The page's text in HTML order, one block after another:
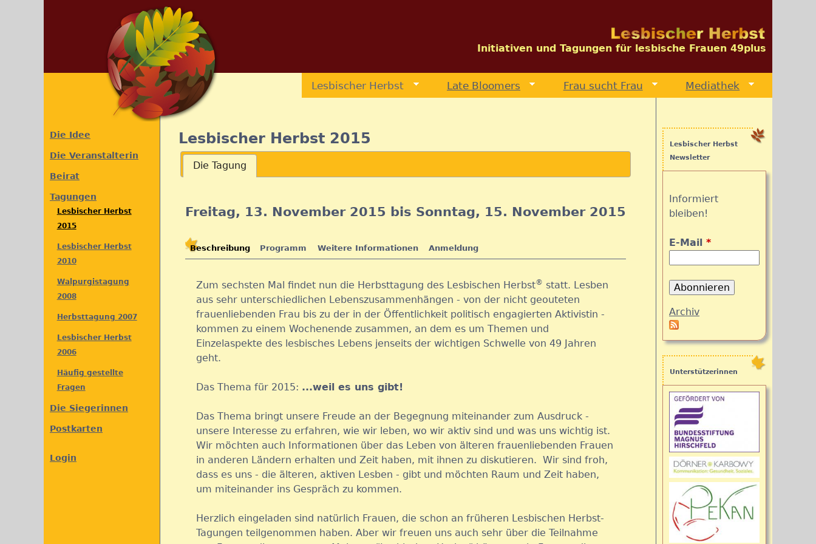
Initiativen und Tagungen für lesbische Frauen 49plus
Lesbischer Herbst 2015
Die Tagung
Freitag, 13. November 2015 bis Sonntag, 15. November 2015
C
Beschreibung(
Programm Weitere Informationen Anmeldung
Zum sechsten Mal findet nun die Herbsttagung des Lesbischen Herbst® statt. Lesben
aus sehr unterschiedlichen Lebenszusammenhängen - von der nicht geouteten
frauenliebenden Frau bis zu der in der Öffentlichkeit politisch engagierten Aktivistin -
kommen zu einem Wochenende zusammen, an dem es um Themen und
Einzelaspekte des lesbisches Lebens jenseits der wichtigen Schwelle von 49 Jahren
geht.
Das Thema für 2015: ...weil es uns gibt!
Das Thema bringt unsere Freude an der Begegnung miteinander zum Ausdruck -
unsere Interesse zu erfahren, wie wir leben, wo wir aktiv sind und was uns wichtig ist.
Wir möchten auch Informationen über das Leben von älteren frauenliebenden Frauen
in anderen Ländern erhalten und Zeit haben, mit ihnen zu diskutieren. Wir sind froh,
dass es uns - die älteren, aktiven Lesben - gibt und möchten Raum und Zeit haben,
um miteinander ins Gespräch zu kommen.
Herzlich eingeladen sind natürlich Frauen, die schon an früheren Lesbischen Herbst-
Tagungen teilgenommen haben. Aber wir freuen uns auch sehr über die Teilnahme
Lesbischer Herbst Late Bloomers Frau sucht Frau Mediathek
Die Idee
Die Veranstalterin
Beirat
Tagungen
Lesbischer Herbst
2015
Lesbischer Herbst
2010
Walpurgistagung
2008
Herbsttagung 2007
Lesbischer Herbst
2006
Häufig gestellte
Fragen
Die Siegerinnen
Postkarten
Login
Lesbischer Herbst
Newsletter
Informiert
bleiben!
E-Mail *
Archiv
Unterstützerinnen